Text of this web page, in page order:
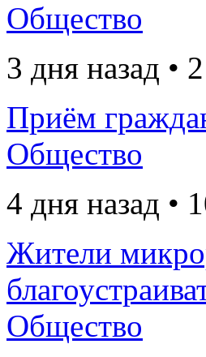
Общество
3 дня назад •
Приём
Общество
4 дня назад •
Жители
Общество